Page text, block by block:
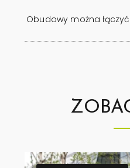
Obudowy można